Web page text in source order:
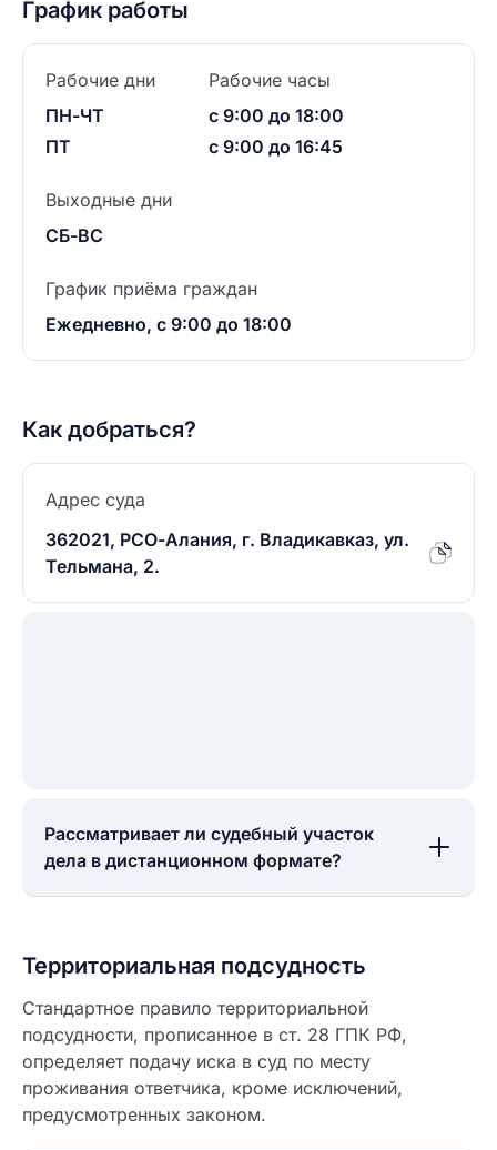
График работы
Рабочие дни
ПН-ЧТ
ПТ
Рабочие часы
с 9:00 до 18:00
с 9:00 до 16:45
Выходные дни
СБ-ВС
График приёма граждан
Ежедневно, с 9:00 до 18:00
Как добраться?
Адрес суда
362021, РСО-Алания, г. Владикавказ, ул.
Тельмана, 2.
Рассматривает ли судебный участок
дела в дистанционном формате?
Территориальная подсудность
Стандартное правило территориальной
подсудности, прописанное в ст. 28 ГПК РФ,
определяет подачу иска в суд по месту
проживания ответчика, кроме исключений,
предусмотренных законом.